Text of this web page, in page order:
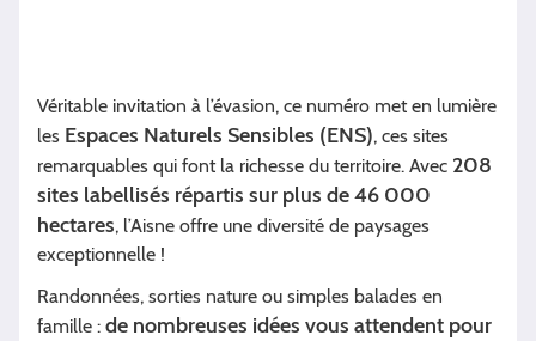
Véritable invitation à l’évasion, ce numéro met en lumière
les Espaces Naturels Sensibles (ENS), ces sites
remarquables qui font la richesse du territoire. Avec 208
sites labellisés répartis sur plus de 46 000
hectares, l’Aisne offre une diversité de paysages
exceptionnelle !
Randonnées, sorties nature ou simples balades en
famille : de nombreuses idées vous attendent pour